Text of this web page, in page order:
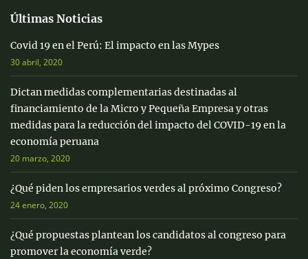
Últimas Noticias
Covid 19 en el Perú: El impacto en las Mypes
30 abril, 2020
Dictan medidas complementarias destinadas al
financiamiento de la Micro y Pequeña Empresa y otras
medidas para la reducción del impacto del COVID-19 en la
economía peruana
20 marzo, 2020
¿Qué piden los empresarios verdes al próximo Congreso?
24 enero, 2020
¿Qué propuestas plantean los candidatos al congreso para
promover la economía verde?